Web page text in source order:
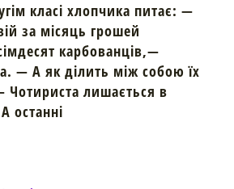
класі хлопчика питає: —
за місяць грошей
карбованців,—
— А як ділить між собою їх
лишається в
останні